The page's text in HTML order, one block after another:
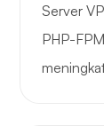
Server
PHP-